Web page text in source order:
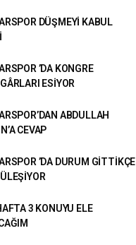
DÜŞMEYİ KABUL
’DA KONGRE
ESİYOR
ABDULLAH
CEVAP
’DA DURUM GİTTİKÇE
3 KONUYU ELE